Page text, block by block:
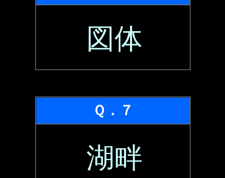
図体
Ｑ．７
湖畔